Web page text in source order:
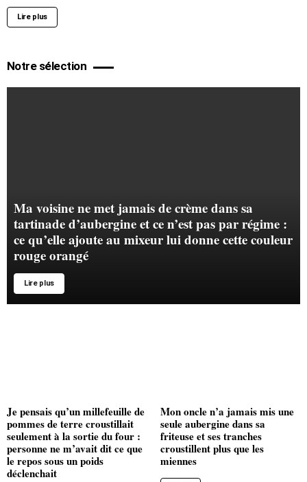
Lire plus
Notre sélection
Ma voisine ne met jamais de crème dans sa
tartinade d’aubergine et ce n’est pas par régime :
ce qu’elle ajoute au mixeur lui donne cette couleur
rouge orangé
Lire plus
Je pensais qu’un millefeuille de
pommes de terre croustillait
seulement à la sortie du four :
personne ne m’avait dit ce que
le repos sous un poids
déclenchait
Mon oncle n’a jamais mis une
seule aubergine dans sa
friteuse et ses tranches
croustillent plus que les
miennes